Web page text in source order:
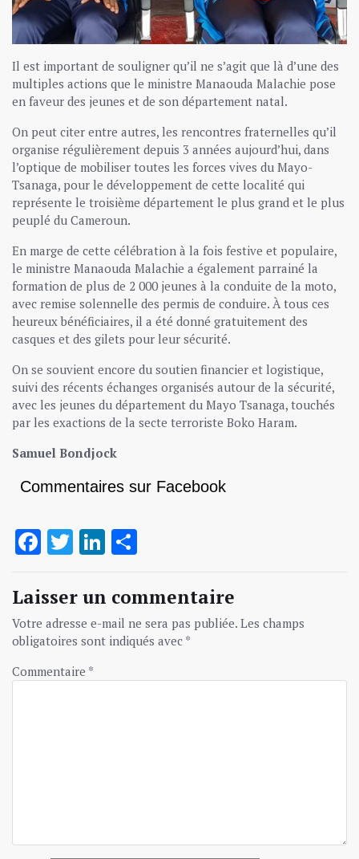
Il est important de souligner qu’il ne s’agit que là d’une des
multiples actions que le ministre Manaouda Malachie pose
en faveur des jeunes et de son département natal.
On peut citer entre autres, les rencontres fraternelles qu’il
organise régulièrement depuis 3 années aujourd’hui, dans
l’optique de mobiliser toutes les forces vives du Mayo-
Tsanaga, pour le développement de cette localité qui
représente le troisième département le plus grand et le plus
peuplé du Cameroun.
En marge de cette célébration à la fois festive et populaire,
le ministre Manaouda Malachie a également parrainé la
formation de plus de 2 000 jeunes à la conduite de la moto,
avec remise solennelle des permis de conduire. À tous ces
heureux bénéficiaires, il a été donné gratuitement des
casques et des gilets pour leur sécurité.
On se souvient encore du soutien financier et logistique,
suivi des récents échanges organisés autour de la sécurité,
avec les jeunes du département du Mayo Tsanaga, touchés
par les exactions de la secte terroriste Boko Haram.
Samuel Bondjock
Commentaires sur Facebook
Facebook
TwitterLinkedIn
Laisser un commentaire
Votre adresse e-mail ne sera pas publiée. Les champs
obligatoires sont indiqués avec *
Commentaire *